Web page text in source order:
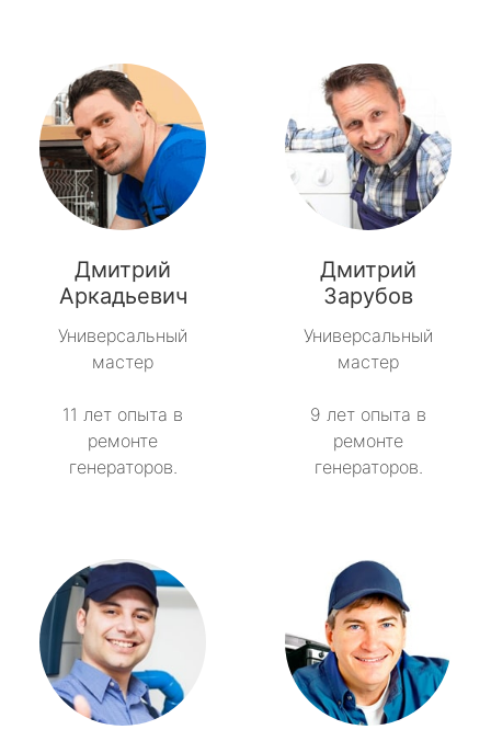
Дмитрий
Аркадьевич
Универсальный
мастер
11 лет опыта в
ремонте
генераторов.
Дмитрий
Зарубов
Универсальный
мастер
9 лет опыта в
ремонте
генераторов.